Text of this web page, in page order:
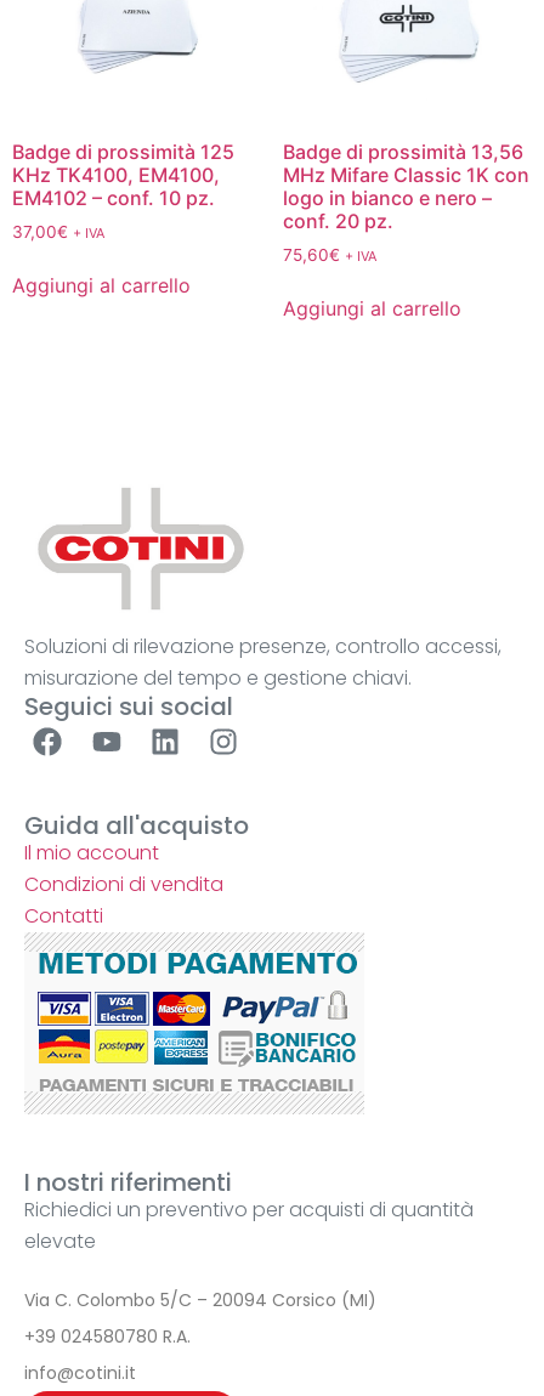
Badge di prossimità 125
KHz TK4100, EM4100,
EM4102 – conf. 10 pz.
37,00€ + IVA
Aggiungi al carrello
Badge di prossimità 13,56
MHz Mifare Classic 1K con
logo in bianco e nero –
conf. 20 pz.
75,60€ + IVA
Aggiungi al carrello
Soluzioni di rilevazione presenze, controllo accessi,
misurazione del tempo e gestione chiavi.
Seguici sui social
Guida all'acquisto
Il mio account
Condizioni di vendita
Contatti
I nostri riferimenti
Richiedici un preventivo per acquisti di quantità
elevate
Via C. Colombo 5/C – 20094 Corsico (MI)
+39 024580780 R.A.
info@cotini.it